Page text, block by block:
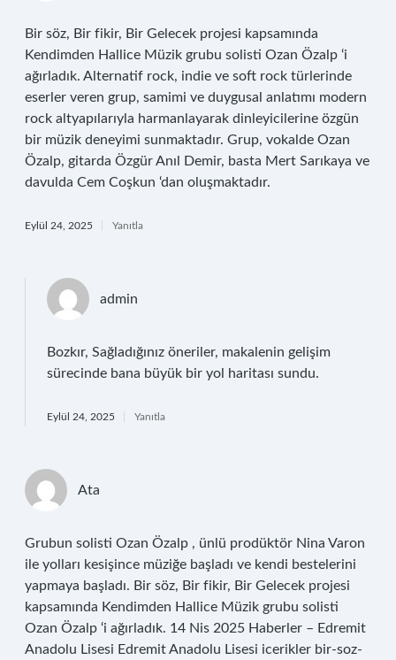
Bir söz, Bir fikir, Bir Gelecek projesi kapsamında
Kendimden Hallice Müzik grubu solisti Ozan Özalp ‘i
ağırladık. Alternatif rock, indie ve soft rock türlerinde
eserler veren grup, samimi ve duygusal anlatımı modern
rock altyapılarıyla harmanlayarak dinleyicilerine özgün
bir müzik deneyimi sunmaktadır. Grup, vokalde Ozan
Özalp, gitarda Özgür Anıl Demir, basta Mert Sarıkaya ve
davulda Cem Coşkun ‘dan oluşmaktadır.
Eylül 24, 2025 Yanıtla
admin
Bozkır, Sağladığınız öneriler, makalenin gelişim
sürecinde bana büyük bir yol haritası sundu.
Eylül 24, 2025 Yanıtla
Ata
Grubun solisti Ozan Özalp , ünlü prodüktör Nina Varon
ile yolları kesişince müziğe başladı ve kendi bestelerini
yapmaya başladı. Bir söz, Bir fikir, Bir Gelecek projesi
kapsamında Kendimden Hallice Müzik grubu solisti
Ozan Özalp ‘i ağırladık. 14 Nis 2025 Haberler – Edremit
Anadolu Lisesi Edremit Anadolu Lisesi icerikler bir-soz-